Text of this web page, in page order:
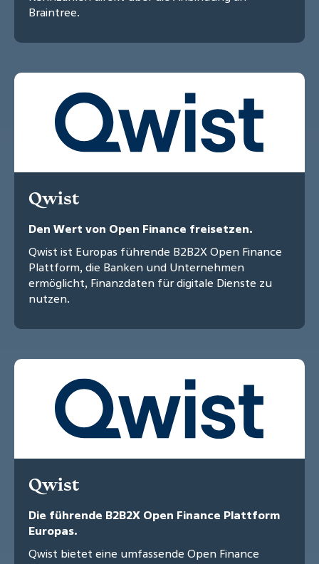
Braintree.
Qwist
Den Wert von Open Finance freisetzen.
Qwist ist Europas führende B2B2X Open Finance
Plattform, die Banken und Unternehmen
ermöglicht, Finanzdaten für digitale Dienste zu
nutzen.
Qwist
Die führende B2B2X Open Finance Plattform
Europas.
Qwist bietet eine umfassende Open Finance